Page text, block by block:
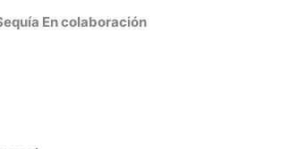
En colaboración